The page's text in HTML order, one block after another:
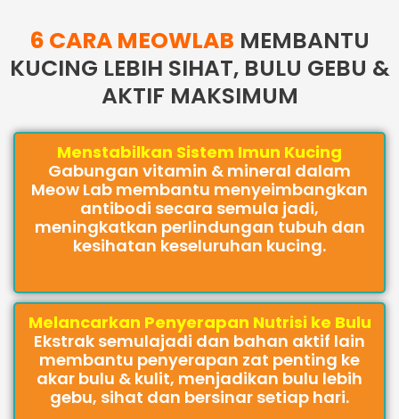
6 CARA MEOWLAB MEMBANTU
KUCING LEBIH SIHAT, BULU GEBU &
AKTIF MAKSIMUM
Menstabilkan Sistem Imun Kucing
Gabungan vitamin & mineral dalam
Meow Lab membantu menyeimbangkan
antibodi secara semula jadi,
meningkatkan perlindungan tubuh dan
kesihatan keseluruhan kucing.
Melancarkan Penyerapan Nutrisi ke Bulu
Ekstrak semulajadi dan bahan aktif lain
membantu penyerapan zat penting ke
akar bulu & kulit, menjadikan bulu lebih
gebu, sihat dan bersinar setiap hari.